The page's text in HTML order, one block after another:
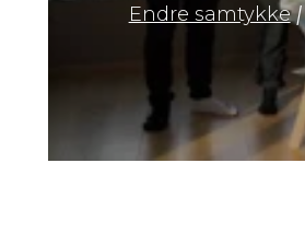
Endre samtykke |